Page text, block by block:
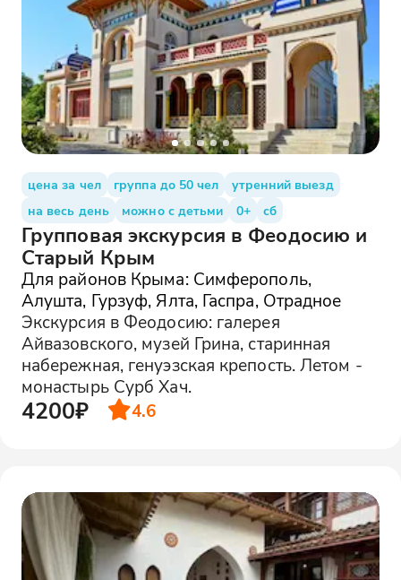
цена за чел группа до 50 чел
утренний выезд
на весь день
можно с детьми 0+ сб
Групповая экскурсия в Феодосию и
Старый Крым
Для районов Крыма: Симферополь,
Алушта, Гурзуф, Ялта, Гаспра, Отрадное
Экскурсия в Феодосию: галерея
Айвазовского, музей Грина, старинная
набережная, генуэзская крепость. Летом -
монастырь Сурб Хач.
4200₽ 4.6